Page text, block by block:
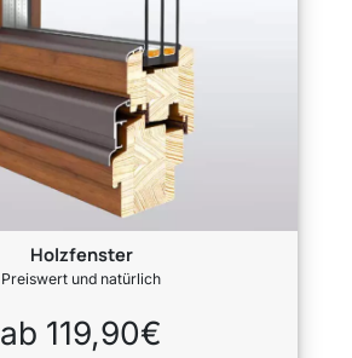
Holzfenster
Preiswert und natürlich
ab 119,90€